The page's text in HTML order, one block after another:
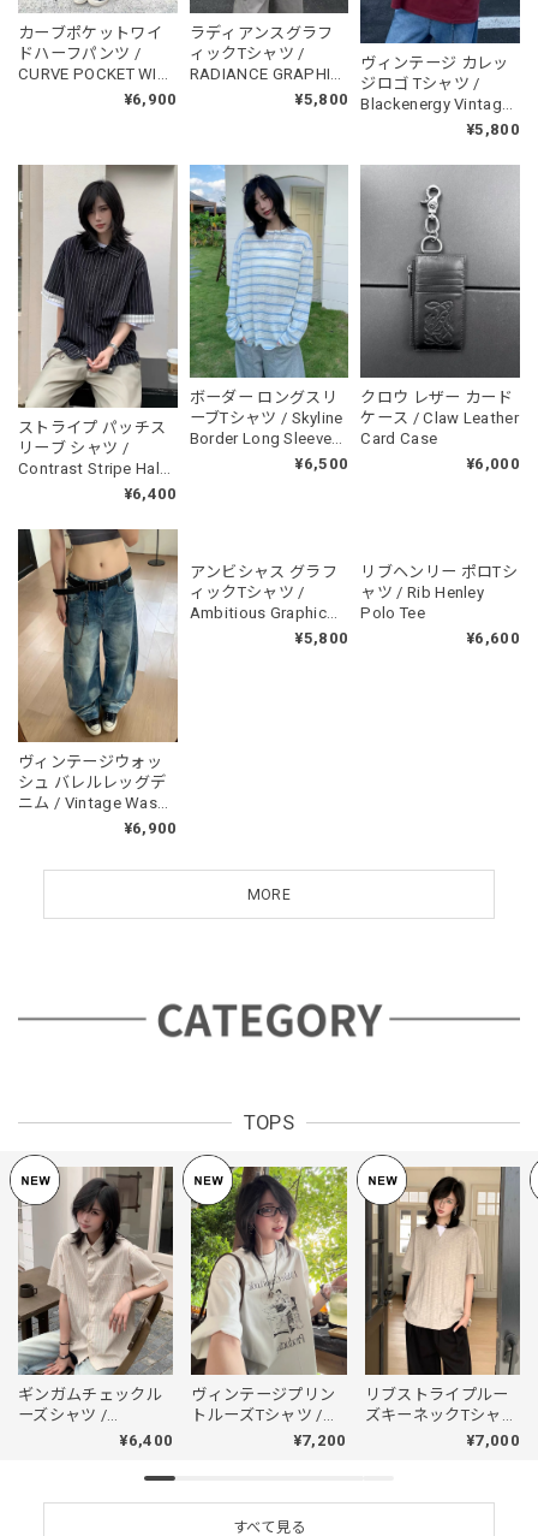
TOPS
ギンガムチェックル
ーズシャツ /
GINGHAM CHECK¥6,400
ヴィンテージプリン
トルーズTシャツ /
VINTAGE PRINT¥7,200
リブストライプルー
ズキーネックTシャ
ツ/RIB STRIPE¥7,000
すべて見る
カーブポケットワイ
ドハーフパンツ /
CURVE POCKET WIDE
¥6,900
ラディアンスグラフ
ィックTシャツ /
RADIANCE GRAPHIC
¥5,800
ヴィンテージ カレッ
ジロゴ Tシャツ /
Blackenergy Vintage
¥5,800
ストライプ パッチス
リーブ シャツ /
Contrast Stripe Half
¥6,400
ボーダー ロングスリ
ーブTシャツ / Skyline
Border Long Sleeve
¥6,500
クロウ レザー カード
ケース / Claw Leather
Card Case
¥6,000
ヴィンテージウォッ
シュ バレルレッグデ
ニム / Vintage Wash
Barrel Leg Denim¥6,900
MORE